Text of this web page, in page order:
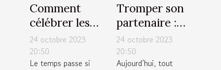
Comment
célébrer les
moments
importants de
votre vie ?
24 octobre 2023
20:50
Le temps passe si
Tromper son
partenaire :
est-ce la
meilleure
solution ?
24 octobre 2023
20:50
Aujourd’hui, tout